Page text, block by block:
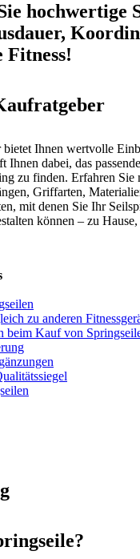
hochwertige
bietet Ihnen wertvolle
Ihnen dabei, das
zu finden. Erfahren Sie
Griffarten,
mit denen Sie Ihr
können – zu
zu anderen
beim Kauf von